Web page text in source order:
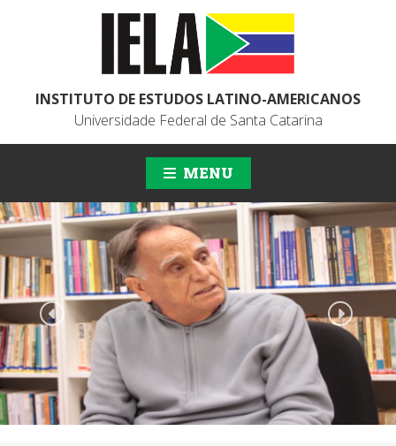
INSTITUTO DE ESTUDOS LATINO-AMERICANOS
Universidade Federal de Santa Catarina
MENU